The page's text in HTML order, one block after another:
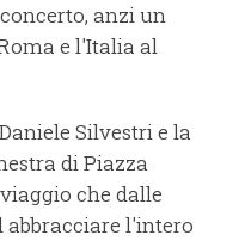
anzi un
e l'Italia al
Silvestri e la
di Piazza
che dalle
abbracciare l'intero